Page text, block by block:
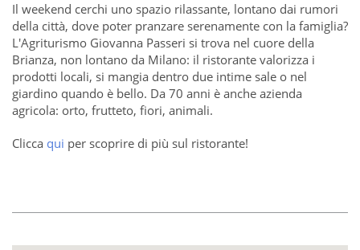
Il weekend cerchi uno spazio rilassante, lontano dai rumori
della città, dove poter pranzare serenamente con la famiglia?
L'Agriturismo Giovanna Passeri si trova nel cuore della
Brianza, non lontano da Milano: il ristorante valorizza i
prodotti locali, si mangia dentro due intime sale o nel
giardino quando è bello. Da 70 anni è anche azienda
agricola: orto, frutteto, fiori, animali.
Clicca qui per scoprire di più sul ristorante!